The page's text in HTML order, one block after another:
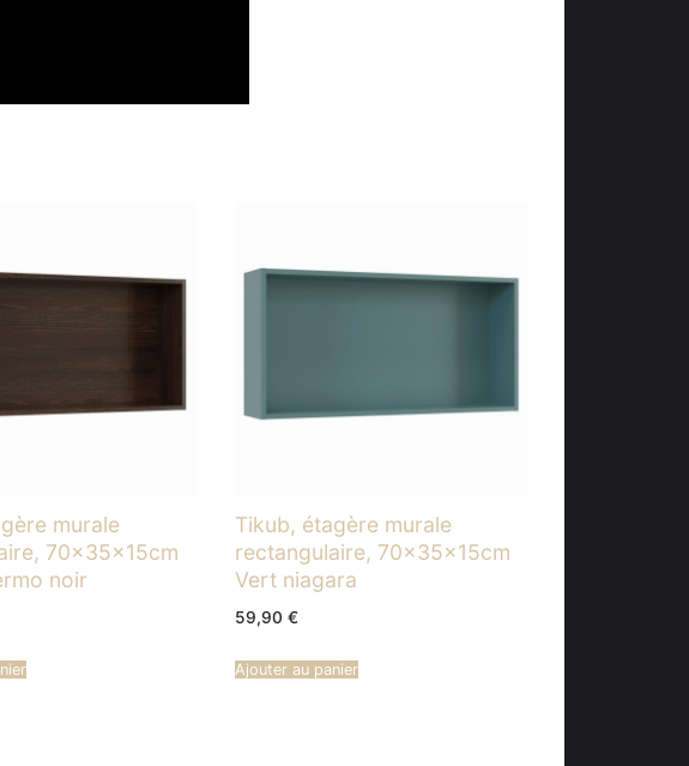
murale
70x35x15cm
noir
Tikub, étagère murale
rectangulaire, 70x35x15cm
Vert niagara
59,90 €
Ajouter au panier